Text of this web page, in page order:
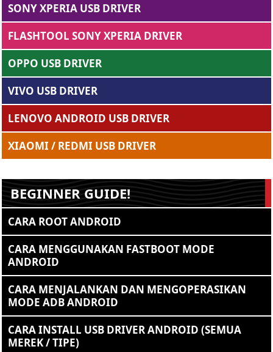
SONY XPERIA USB DRIVER
FLASHTOOL SONY XPERIA DRIVER
OPPO USB DRIVER
VIVO USB DRIVER
LENOVO ANDROID USB DRIVER
XIAOMI / REDMI USB DRIVER
BEGINNER GUIDE!
CARA ROOT ANDROID
CARA MENGGUNAKAN FASTBOOT MODE
ANDROID
CARA MENJALANKAN DAN MENGOPERASIKAN
MODE ADB ANDROID
CARA INSTALL USB DRIVER ANDROID (SEMUA
MEREK / TIPE)